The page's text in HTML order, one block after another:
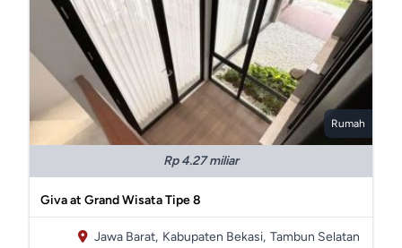
Rumah
Rp 4.27 miliar
Giva at Grand Wisata Tipe 8
Jawa Barat, Kabupaten Bekasi, Tambun Selatan